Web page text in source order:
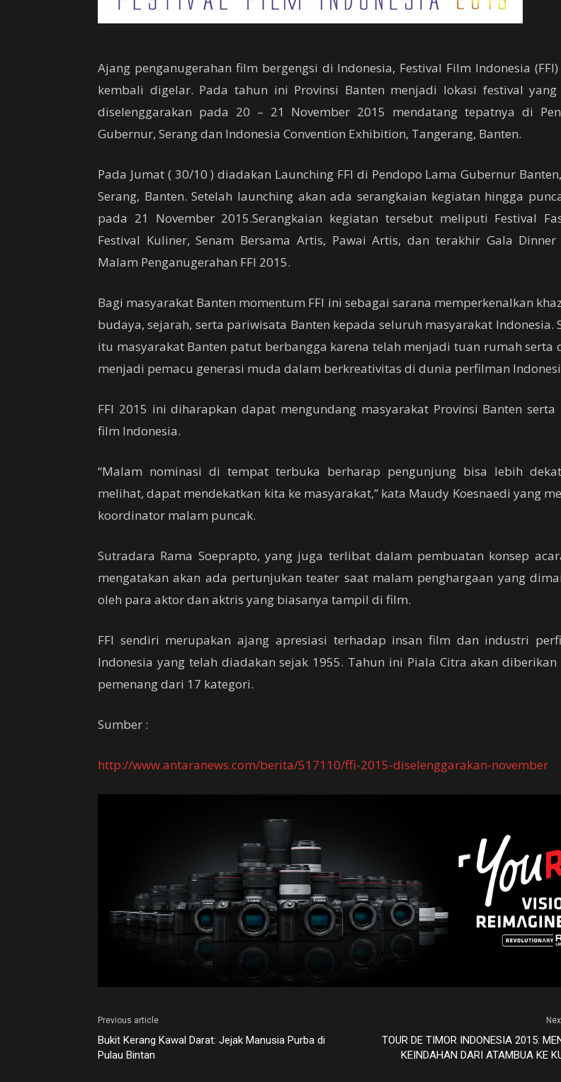
Ajang penganugerahan film bergengsi di Indonesia, Festival Film Indonesia (FFI)
kembali digelar. Pada tahun ini Provinsi Banten menjadi lokasi festival yang
diselenggarakan pada 20 – 21 November 2015 mendatang tepatnya di
Gubernur, Serang dan Indonesia Convention Exhibition, Tangerang, Banten.
Pada Jumat ( 30/10 ) diadakan Launching FFI di Pendopo Lama Gubernur
Serang, Banten. Setelah launching akan ada serangkaian kegiatan hingga
pada 21 November 2015.Serangkaian kegiatan tersebut meliputi Festival
Festival Kuliner, Senam Bersama Artis, Pawai Artis, dan terakhir Gala Dinner
Malam Penganugerahan FFI 2015.
Bagi masyarakat Banten momentum FFI ini sebagai sarana memperkenalkan
budaya, sejarah, serta pariwisata Banten kepada seluruh masyarakat Indonesia.
itu masyarakat Banten patut berbangga karena telah menjadi tuan rumah serta
menjadi pemacu generasi muda dalam berkreativitas di dunia perfilman
FFI 2015 ini diharapkan dapat mengundang masyarakat Provinsi Banten serta
film Indonesia.
“Malam nominasi di tempat terbuka berharap pengunjung bisa lebih
melihat, dapat mendekatkan kita ke masyarakat,” kata Maudy Koesnaedi yang
koordinator malam puncak.
Sutradara Rama Soeprapto, yang juga terlibat dalam pembuatan konsep
mengatakan akan ada pertunjukan teater saat malam penghargaan yang
oleh para aktor dan aktris yang biasanya tampil di film.
FFI sendiri merupakan ajang apresiasi terhadap insan film dan industri
Indonesia yang telah diadakan sejak 1955. Tahun ini Piala Citra akan diberikan
pemenang dari 17 kategori.
Sumber :
http://www.antaranews.com/berita/517110/ffi-2015-diselenggarakan-november
Previous article
Bukit Kerang Kawal Darat: Jejak Manusia Purba di
Pulau Bintan
TOUR DE TIMOR INDONESIA 2015:
KEINDAHAN DARI ATAMBUA KE